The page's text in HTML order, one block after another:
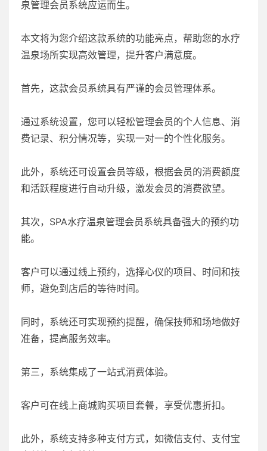
泉管理会员系统应运而生。
本文将为您介绍这款系统的功能亮点，帮助您的水疗
温泉场所实现高效管理，提升客户满意度。
首先，这款会员系统具有严谨的会员管理体系。
通过系统设置，您可以轻松管理会员的个人信息、消
费记录、积分情况等，实现一对一的个性化服务。
此外，系统还可设置会员等级，根据会员的消费额度
和活跃程度进行自动升级，激发会员的消费欲望。
其次，SPA水疗温泉管理会员系统具备强大的预约功
能。
客户可以通过线上预约，选择心仪的项目、时间和技
师，避免到店后的等待时间。
同时，系统还可实现预约提醒，确保技师和场地做好
准备，提高服务效率。
第三，系统集成了一站式消费体验。
客户可在线上商城购买项目套餐，享受优惠折扣。
此外，系统支持多种支付方式，如微信支付、支付宝